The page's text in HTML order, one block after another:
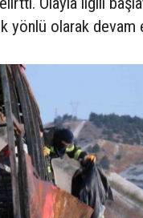
yönlü olarak devam